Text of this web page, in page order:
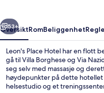
Neste
53+
OversiktRomBeliggenhet
Leon's Place Hotel har en flott
gå til Villa Borghese og Via
seg selv med massasje og
høydepunkter på dette
helsestudio og et